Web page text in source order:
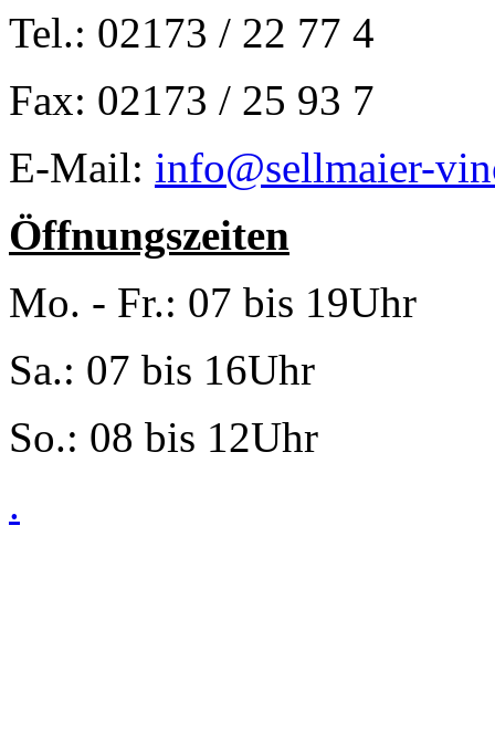
Tel.: 02173 / 22 77 4
Fax: 02173 / 25 93 7
E-Mail: info@sellmaier-
Öffnungszeiten
Mo. - Fr.: 07 bis 19Uhr
Sa.: 07 bis 16Uhr
So.: 08 bis 12Uhr
.